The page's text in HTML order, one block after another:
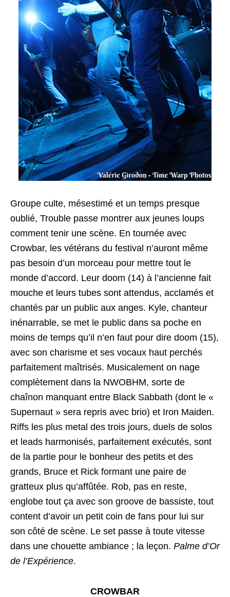
Groupe culte, mésestimé et un temps presque
oublié, Trouble passe montrer aux jeunes loups
comment tenir une scène. En tournée avec
Crowbar, les vétérans du festival n’auront même
pas besoin d’un morceau pour mettre tout le
monde d’accord. Leur doom (14) à l’ancienne fait
mouche et leurs tubes sont attendus, acclamés et
chantés par un public aux anges. Kyle, chanteur
inénarrable, se met le public dans sa poche en
moins de temps qu’il n’en faut pour dire doom (15),
avec son charisme et ses vocaux haut perchés
parfaitement maîtrisés. Musicalement on nage
complètement dans la NWOBHM, sorte de
chaînon manquant entre Black Sabbath (dont le «
Supernaut » sera repris avec brio) et Iron Maiden.
Riffs les plus metal des trois jours, duels de solos
et leads harmonisés, parfaitement exécutés, sont
de la partie pour le bonheur des petits et des
grands, Bruce et Rick formant une paire de
gratteux plus qu’affûtée. Rob, pas en reste,
englobe tout ça avec son groove de bassiste, tout
content d’avoir un petit coin de fans pour lui sur
son côté de scène. Le set passe à toute vitesse
dans une chouette ambiance ; la leçon. Palme d’Or
de l’Expérience.
CROWBAR